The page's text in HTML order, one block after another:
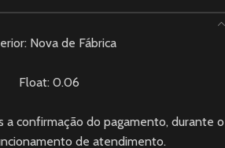
Nova de Fábrica
Float: 0.06
a confirmação do pagamento, durante o
de atendimento.